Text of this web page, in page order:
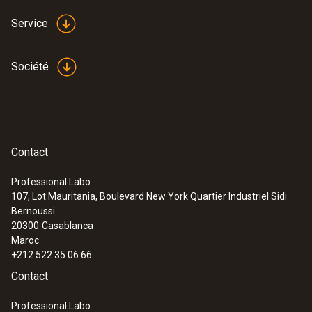
Service
Société
Contact
Professional Labo
107, Lot Mauritania, Boulevard New York Quartier Industriel Sidi
Bernoussi
20300 Casablanca
Maroc
+212 522 35 06 66
Contact
Professional Labo